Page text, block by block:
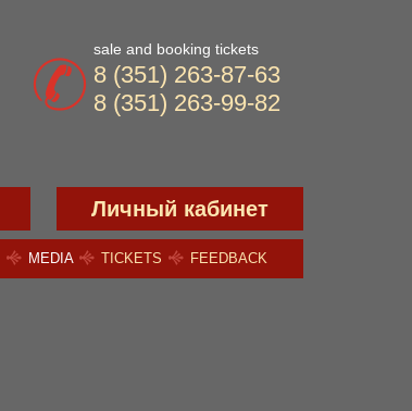
sale and booking tickets
8 (351) 263-87-63
8 (351) 263-99-82
Личный кабинет
MEDIA TICKETS FEEDBACK